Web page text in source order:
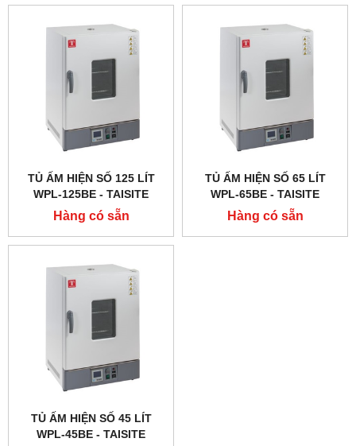
TỦ ẤM HIỆN SỐ 125 LÍT
WPL-125BE - TAISITE
Hàng có sẵn
TỦ ẤM HIỆN SỐ 65 LÍT
WPL-65BE - TAISITE
Hàng có sẵn
TỦ ẤM HIỆN SỐ 45 LÍT
WPL-45BE - TAISITE